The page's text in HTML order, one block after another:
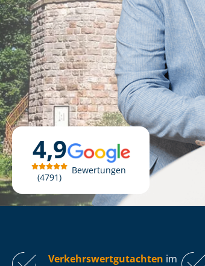
4,9
4791
Bewertungen
Ver­kehrs­wert­gut­ach­ten im